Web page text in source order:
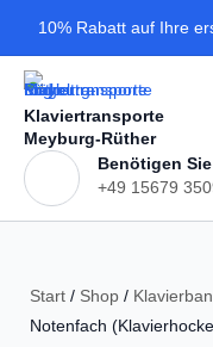
10% Rabatt auf Ihre
Klaviertransporte
Meyburg-Rüther
Benötigen
+49 15679
Start / Shop /
Notenfach